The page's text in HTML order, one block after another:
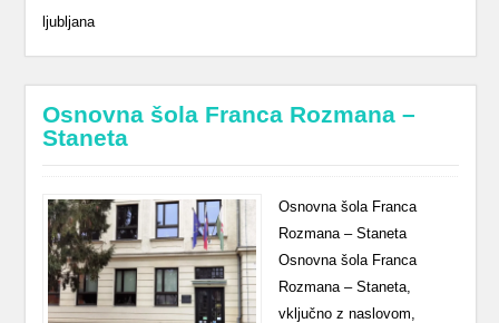
ljubljana
Osnovna šola Franca Rozmana –
Staneta
Osnovna šola Franca
Rozmana – Staneta
Osnovna šola Franca
Rozmana – Staneta,
vključno z naslovom,